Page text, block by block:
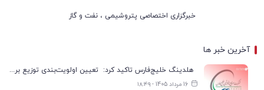
خبرگزاری اختصاصی پتروشیمی ، نفت و گاز
آخرین خبر ها
هلدینگ خلیج‌فارس تاکید کرد: تعیین اولویت‌بندی توزیع برق پتروشیمی‌ها، صرفا با شرکت ملی صنایع پتروشیمی ایران است
16 مرداد 1405 - ۱۸:۴۹